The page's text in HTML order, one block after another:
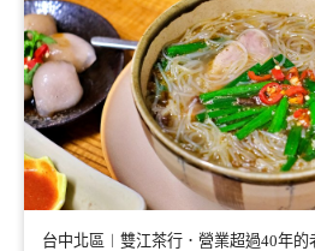
台中北區︱雙江茶行．營業超過40年